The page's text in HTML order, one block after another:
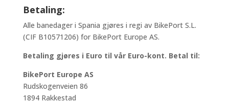
Betaling:
Alle banedager i Spania gjøres i regi av BikePort S.L.
(CIF B10571206) for BikePort Europe AS.
Betaling gjøres i Euro til vår Euro-kont. Betal til:
BikePort Europe AS
Rudskogenveien 86
1894 Rakkestad